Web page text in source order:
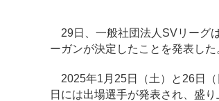
29日、一般社団法人SVリーグ
ーガンが決定したことを発表した
2025年1月25日（土）と26日（
日には出場選手が発表され、盛